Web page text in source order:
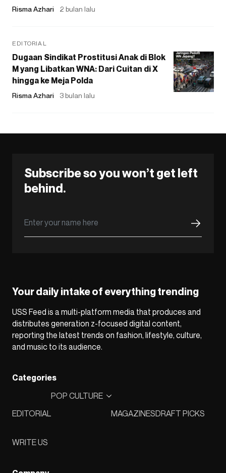
Risma Azhari 2 bulan lalu
EDITORIAL
Dugaan Sindikat Prostitusi Anak di Blok
M yang Libatkan WNA: Dari Cuitan di X
hingga ke Meja Polda
Risma Azhari 3 bulan lalu
Subscribe so you won’t get left
behind.
Your daily intake of everything trending
USS Feed is a multi-platform media that produces and
distributes generation z-focused digital content,
reporting the latest trends on fashion, lifestyle, culture,
and music to its audience.
Categories
EDITORIAL
POP CULTURE
MAGAZINESDRAFT PICKS
WRITE US